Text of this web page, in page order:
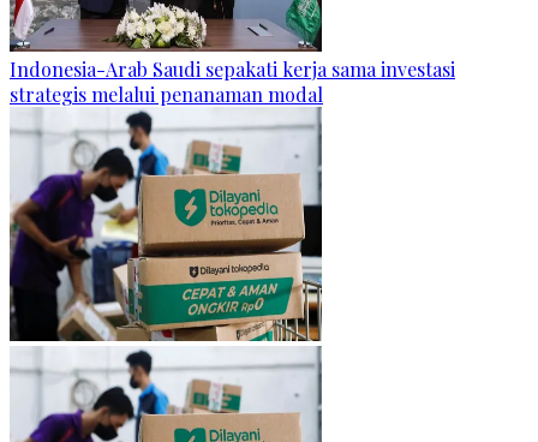
Indonesia-Arab Saudi sepakati kerja sama investasi
strategis melalui penanaman modal